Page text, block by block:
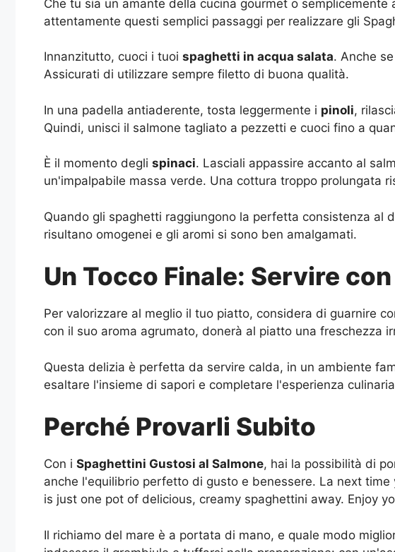
Che tu sia un amante della cucina gourmet o
attentamente questi semplici passaggi per realizzare gli
Innanzitutto, cuoci i tuoi spaghetti in acqua salata. Anche
Assicurati di utilizzare sempre filetto di buona qualità.
In una padella antiaderente, tosta leggermente i pinoli,
Quindi, unisci il salmone tagliato a pezzetti e cuoci fino a
È il momento degli spinaci. Lasciali appassire accanto al
un'impalpabile massa verde. Una cottura troppo prolungata
Quando gli spaghetti raggiungono la perfetta consistenza al
risultano omogenei e gli aromi si sono ben amalgamati.
Un Tocco Finale: Servire
Per valorizzare al meglio il tuo piatto, considera di guarnire
con il suo aroma agrumato, donerà al piatto una freschezza
Questa delizia è perfetta da servire calda, in un ambiente
esaltare l'insieme di sapori e completare l'esperienza
Perché Provarli Subito
Con i Spaghettini Gustosi al Salmone, hai la possibilità di
anche l'equilibrio perfetto di gusto e benessere. La next
is just one pot of delicious, creamy spaghettini away. Enjoy
Il richiamo del mare è a portata di mano, e quale modo